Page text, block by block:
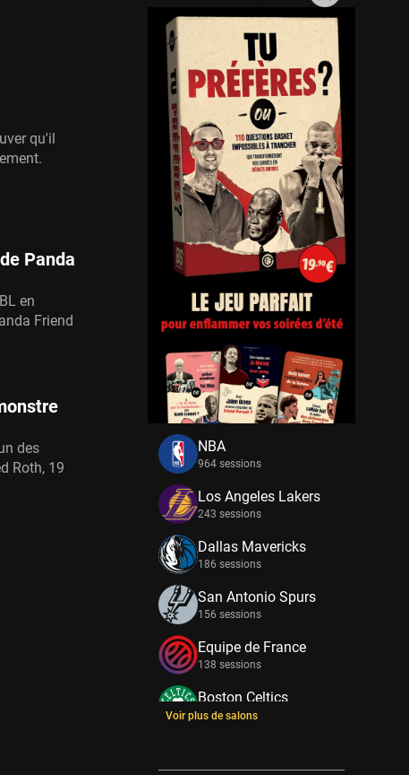
qu'il
Panda
en
Friend
des
Roth, 19
NBA
964 sessions
Los Angeles Lakers
243 sessions
Dallas Mavericks
186 sessions
San Antonio Spurs
156 sessions
Equipe de France
138 sessions
Boston Celtics
133 sessions
Voir plus de salons